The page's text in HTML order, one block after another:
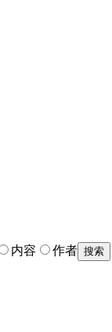
内容 作者